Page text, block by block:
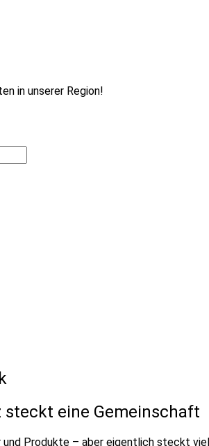
in unserer Region!
eine Gemeinschaft
Produkte – aber eigentlich steckt